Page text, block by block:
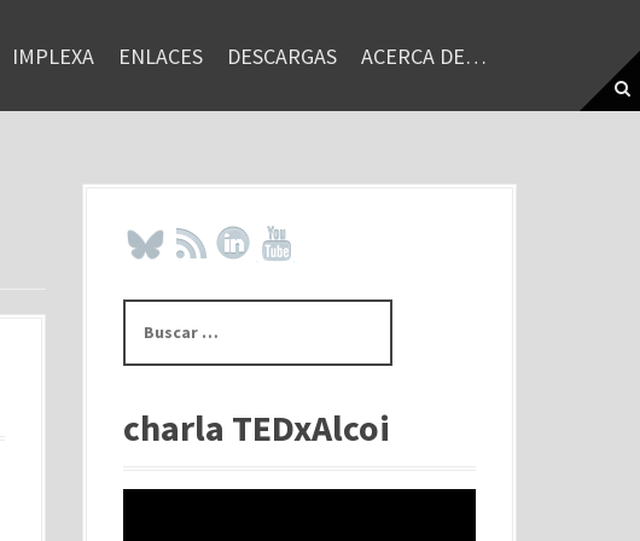
IMPLEXA ENLACES DESCARGAS ACERCA DE…
s
rcharla TEDxAlcoi